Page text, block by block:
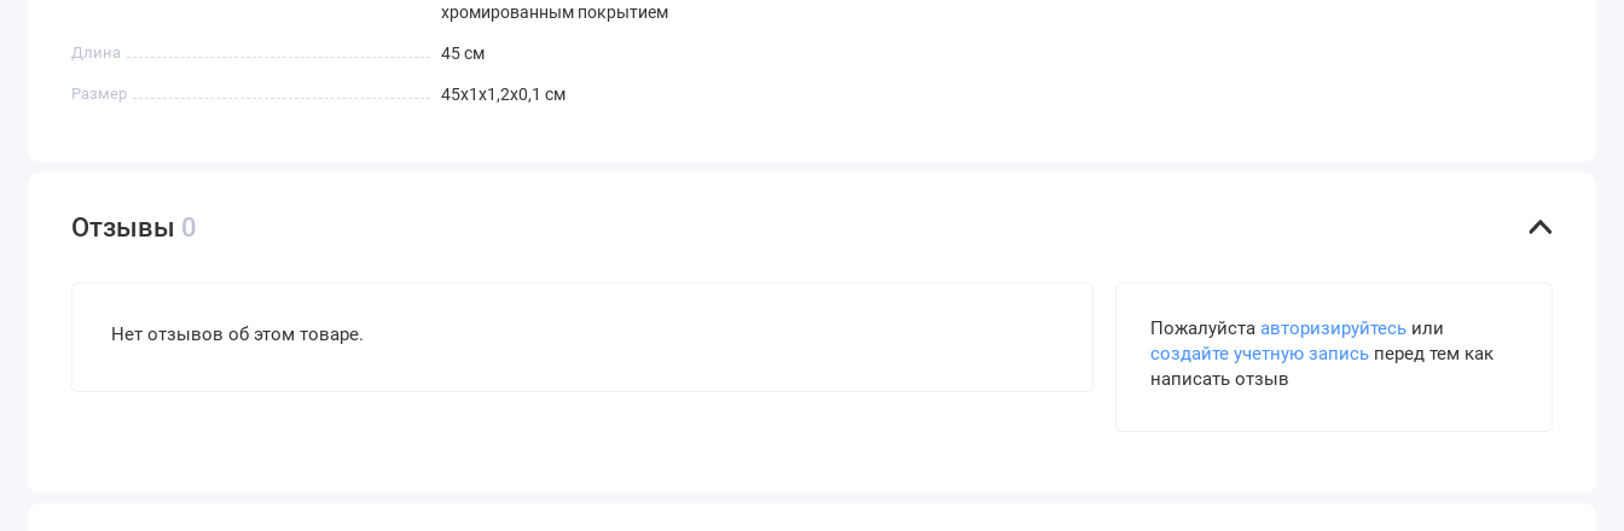
хромированным покрытием
Длина 45 см
Размер 45х1х1,2х0,1 см
Отзывы 0
Нет отзывов об этом товаре. Пожалуйста авторизируйтесьили
создайте учетную записьперед тем как
написать отзыв